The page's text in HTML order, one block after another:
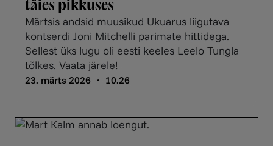
täies pikkuses
Märtsis andsid muusikud Ukuarus liigutava
kontserdi Joni Mitchelli parimate hittidega.
Sellest üks lugu oli eesti keeles Leelo Tungla
tõlkes. Vaata järele!
23. märts 2026 ・ 10.26